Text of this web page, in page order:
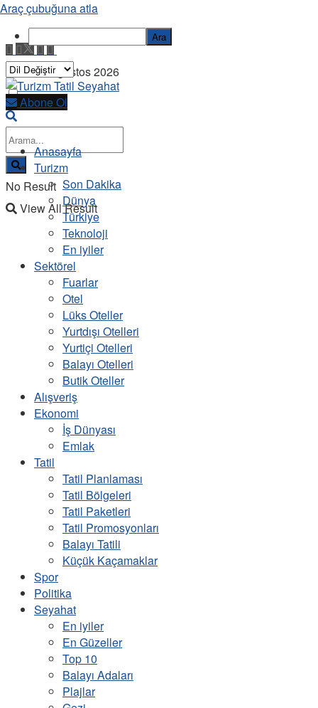
Pazar, 9 Ağustos 2026
No Result
View All Result
Abone Ol
Anasayfa
Turizm
Son Dakika
Dünya
Türkiye
Teknoloji
En iyiler
Sektörel
Fuarlar
Otel
Lüks Oteller
Yurtdışı Otelleri
Yurtiçi Otelleri
Balayı Otelleri
Butik Oteller
Alışveriş
Ekonomi
İş Dünyası
Emlak
Tatil
Tatil Planlaması
Tatil Bölgeleri
Tatil Paketleri
Tatil Promosyonları
Balayı Tatili
Küçük Kaçamaklar
Spor
Politika
Seyahat
En iyiler
En Güzeller
Top 10
Balayı Adaları
Plajlar
Araç çubuğuna atla
Ara